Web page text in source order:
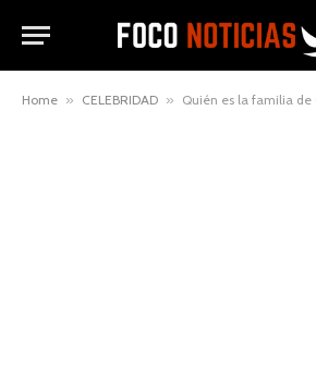
Home » CELEBRIDAD » Quién es la familia de Carlos